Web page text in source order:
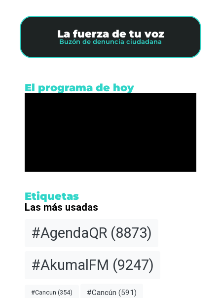
La fuerza de tu voz
Buzón de denuncia ciudadana
El programa de hoy
Etiquetas
Las más usadas
#AgendaQR (8873)
#AkumalFM (9247)
#Cancun (354) #Cancún (591)